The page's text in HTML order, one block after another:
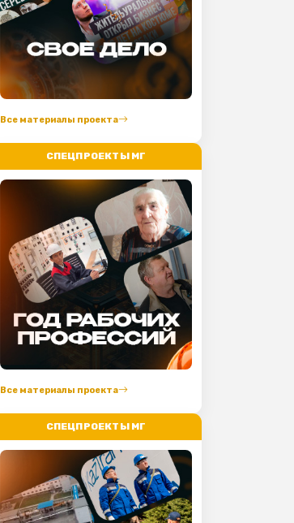
Все материалы проекта
СПЕЦПРОЕКТЫ МГ
Все материалы проекта
СПЕЦПРОЕКТЫ МГ